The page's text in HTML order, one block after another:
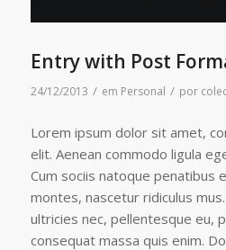
Entry with Post
24/12/2013 / em Personal / por
Lorem ipsum dolor sit amet,
elit. Aenean commodo ligula
Cum sociis natoque penatibus
montes, nascetur ridiculus
ultricies nec, pellentesque eu,
consequat massa quis enim.